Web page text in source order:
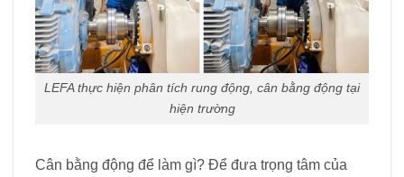
LEFA thực hiện phân tích rung động, cân bằng động tại
hiện trường
Cân bằng động để làm gì? Để đưa trọng tâm của